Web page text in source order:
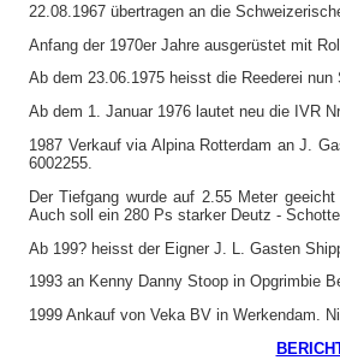
22.08.1967 übertragen an die
Anfang der 1970er Jahre ausgerüstet mit
Ab dem 23.06.1975 heisst die Reederei
Ab dem 1. Januar 1976 lautet neu die IVR
1987 Verkauf via Alpina Rotterdam an J.
6002255.
Der Tiefgang wurde auf 2.55 Meter
Auch soll ein 280 Ps starker Deutz -
Ab 199? heisst der Eigner J. L. Gasten
1993 an Kenny Danny Stoop in Opgrimbie
1999 Ankauf von Veka BV in Werkendam.